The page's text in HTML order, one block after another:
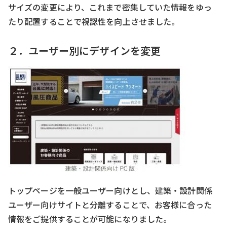
サイズの変更により、これまで密集していた情報をゆっ
たり配置することで視認性を向上させました。
２．ユーザー別にデザインを変更
トップページを一般ユーザー向けとし、建築・設計関係
ユーザー向けサイトと分離することで、お客様に合った
情報をご提供することが可能になりました。